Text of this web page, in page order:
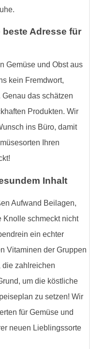
Adresse für
Gemüse und Obst aus
kein Fremdwort,
das schätzen
Produkten. Wir
ins Büro, damit
Ihren
Inhalt
Aufwand Beilagen,
Knolle schmeckt nicht
ein echter
Vitaminen der Gruppen
die zahlreichen
um die köstliche
zu setzen! Wir
für Gemüse und
neuen Lieblingssorte